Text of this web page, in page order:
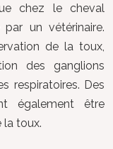
chez le cheval
un vétérinaire.
de la toux,
des ganglions
respiratoires. Des
également être
la toux.